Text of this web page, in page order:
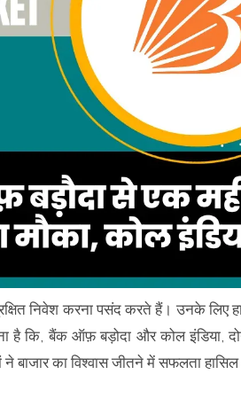
निवेश करना पसंद करते हैं। उनके लिए
है कि, बैंक ऑफ़ बड़ोदा और कोल इंडिया,
बाजार का विश्वास जीतने में सफलता